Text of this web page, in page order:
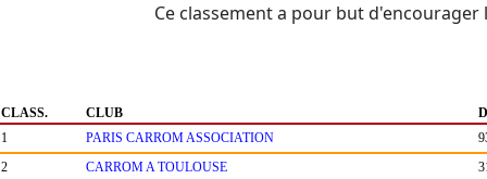
Ce classement a pour but d'encourager
CLASS. CLUB
1
PARIS CARROM ASSOCIATION
2
CARROM A TOULOUSE